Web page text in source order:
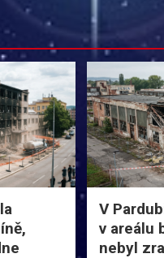
V
v areálu
nebyl